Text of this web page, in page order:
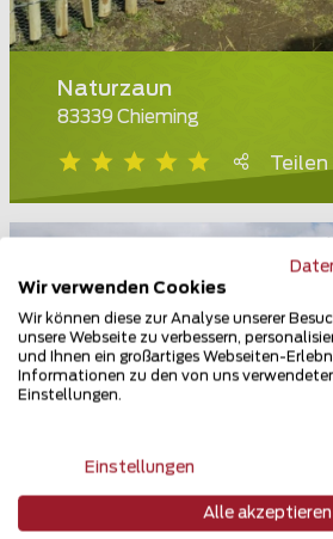
Naturzaun
83339 Chieming
Teilen
Wir verwenden Cookies
Wir können diese zur Analyse unserer
unsere Webseite zu verbessern,
und Ihnen ein großartiges Webseiten-
Informationen zu den von uns
Einstellungen.
Einstellungen
Alle akzeptieren